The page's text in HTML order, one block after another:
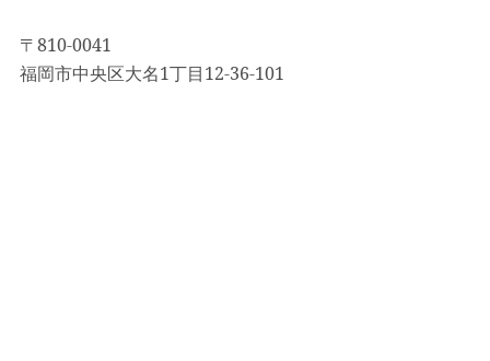
〒810-0041
福岡市中央区大名1丁目12-36-101